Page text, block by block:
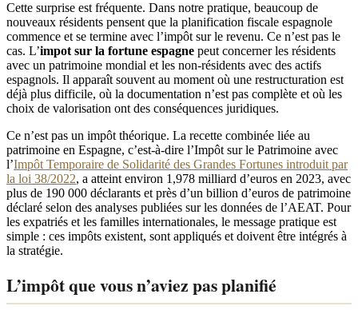
Cette surprise est fréquente. Dans notre pratique, beaucoup de
nouveaux résidents pensent que la planification fiscale espagnole
commence et se termine avec l’impôt sur le revenu. Ce n’est pas le
cas. L’impot sur la fortune espagne peut concerner les résidents
avec un patrimoine mondial et les non-résidents avec des actifs
espagnols. Il apparaît souvent au moment où une restructuration est
déjà plus difficile, où la documentation n’est pas complète et où les
choix de valorisation ont des conséquences juridiques.
Ce n’est pas un impôt théorique. La recette combinée liée au
patrimoine en Espagne, c’est-à-dire l’Impôt sur le Patrimoine avec
l’Impôt Temporaire de Solidarité des Grandes Fortunes introduit par
la loi 38/2022, a atteint environ 1,978 milliard d’euros en 2023, avec
plus de 190 000 déclarants et près d’un billion d’euros de patrimoine
déclaré selon des analyses publiées sur les données de l’AEAT. Pour
les expatriés et les familles internationales, le message pratique est
simple : ces impôts existent, sont appliqués et doivent être intégrés à
la stratégie.
L’impôt que vous n’aviez pas planifié